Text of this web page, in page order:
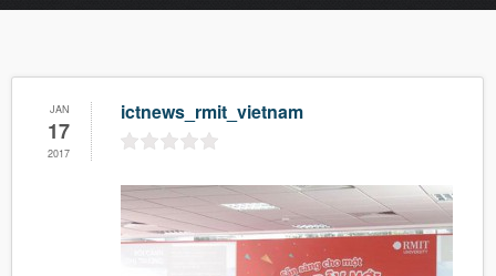
JAN
17
2017
ictnews_rmit_vietnam